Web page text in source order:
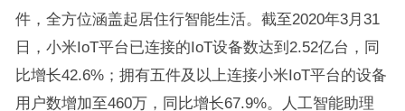
件，全方位涵盖起居住行智能生活。截至2020年3月31
日，小米IoT平台已连接的IoT设备数达到2.52亿台，同
比增长42.6%；拥有五件及以上连接小米IoT平台的设备
用户数增加至460万，同比增长67.9%。人工智能助理